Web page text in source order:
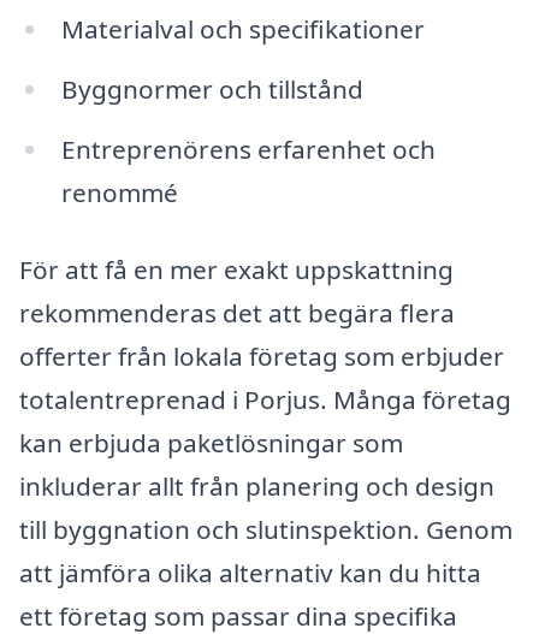
Materialval och specifikationer
Byggnormer och tillstånd
Entreprenörens erfarenhet och
renommé
För att få en mer exakt uppskattning
rekommenderas det att begära flera
offerter från lokala företag som erbjuder
totalentreprenad i Porjus. Många företag
kan erbjuda paketlösningar som
inkluderar allt från planering och design
till byggnation och slutinspektion. Genom
att jämföra olika alternativ kan du hitta
ett företag som passar dina specifika